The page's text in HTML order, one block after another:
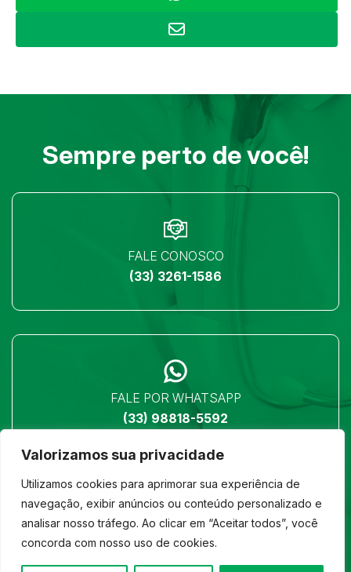
Valorizamos sua privacidade
Utilizamos cookies para aprimorar sua experiência de
navegação, exibir anúncios ou conteúdo personalizado e
analisar nosso tráfego. Ao clicar em “Aceitar todos”, você
concorda com nosso uso de cookies.
Sempre perto de você!
FALE CONOSCO
(33) 3261-1586
FALE POR WHATSAPP
(33) 98818-5592
LOCALIZAÇÃO